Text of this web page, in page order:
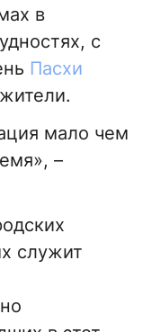
в
с
Пасхи
мало чем
–
служит